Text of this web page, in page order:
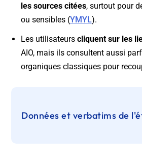
les sources citées, surtout pour
ou sensibles (YMYL).
Les utilisateurs cliquent sur les
AIO, mais ils consultent aussi
organiques classiques pour
Données et verbatims de